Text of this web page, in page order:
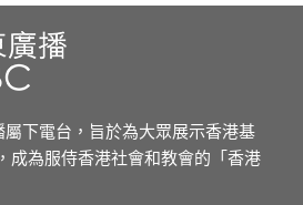
屬下電台，旨於為大眾展示香港基
成為服侍香港社會和教會的「香港